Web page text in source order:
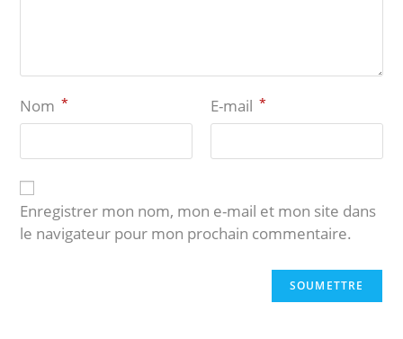
Nom * E-mail *
Enregistrer mon nom, mon e-mail et mon site dans
le navigateur pour mon prochain commentaire.